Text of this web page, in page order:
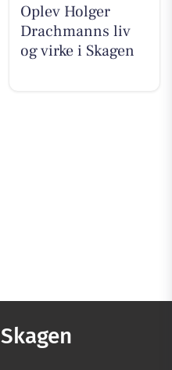
Oplev Holger
Drachmanns liv
og virke i Skagen
Skagen